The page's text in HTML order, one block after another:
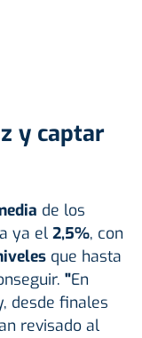
y captar
de los
ya el 2,5%, con
que hasta
"En
desde finales
revisado al